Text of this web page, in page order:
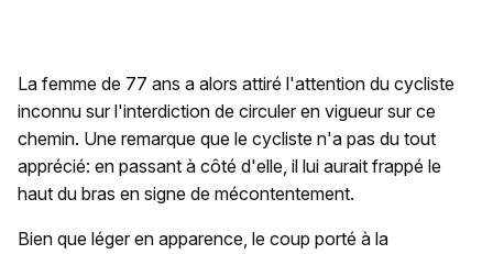
La femme de 77 ans a alors attiré l'attention du cycliste
inconnu sur l'interdiction de circuler en vigueur sur ce
chemin. Une remarque que le cycliste n'a pas du tout
apprécié: en passant à côté d'elle, il lui aurait frappé le
haut du bras en signe de mécontentement.
Bien que léger en apparence, le coup porté à la